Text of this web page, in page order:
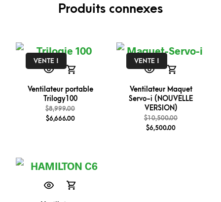
Produits connexes
VENTE !
Ventilateur portable
Trilogy100
$8,999.00
$6,666.00
VENTE !
Ventilateur Maquet
Servo-i (NOUVELLE
VERSION)
$10,500.00
$6,500.00